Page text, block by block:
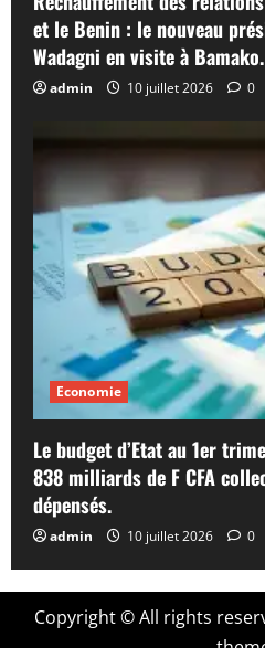
et le Benin : le nouveau
Wadagni en visite à Bamako.
admin 10 juillet 2026 0
Economie
Le budget d’Etat au 1er
838 milliards de F CFA
dépensés.
admin 10 juillet 2026 0
Copyright © All rights